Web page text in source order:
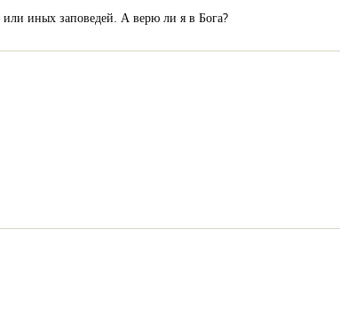
иных заповедей. А верю ли я в Бога?